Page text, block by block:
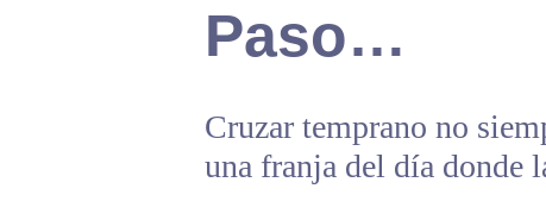
Paso…
Cruzar temprano no
una franja del día donde